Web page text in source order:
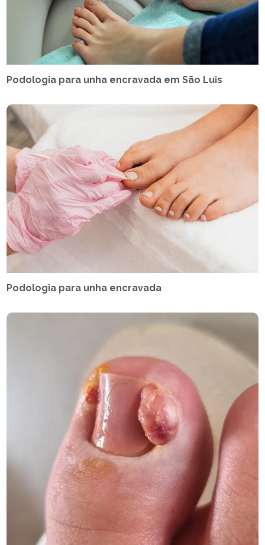
Podologia para unha encravada em São Luis
Podologia para unha encravada